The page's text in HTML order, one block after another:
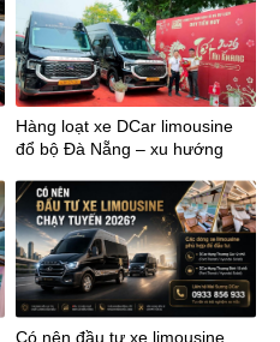
Hàng loạt xe DCar limousine
đổ bộ Đà Nẵng – xu hướng
miền Trung
Có nên đầu tư xe limousine